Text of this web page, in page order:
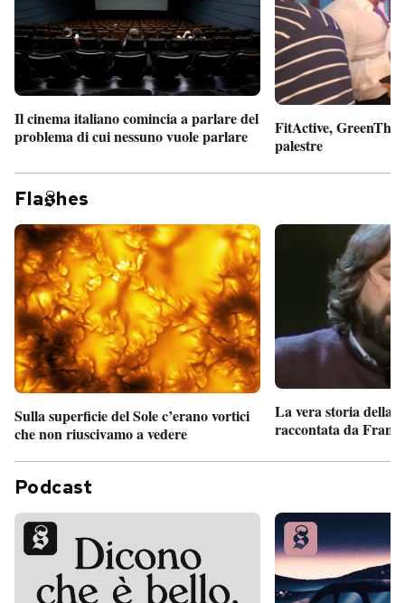
Il cinema italiano comincia a parlare del
problema di cui nessuno vuole parlare
FitActive,
palestre
Fla hes
Sulla superficie del Sole c’erano vortici
che non riuscivamo a vedere
La vera storia della
raccontata da
Podcast